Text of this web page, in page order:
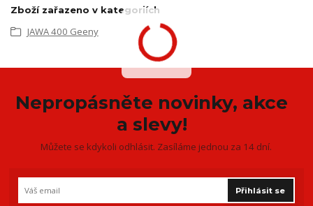
Zboží zařazeno v kategoriích
JAWA 400 Geeny
Nepropásněte novinky, akce
a slevy!
Můžete se kdykoli odhlásit. Zasíláme jednou za 14 dní.
Přihlásit se